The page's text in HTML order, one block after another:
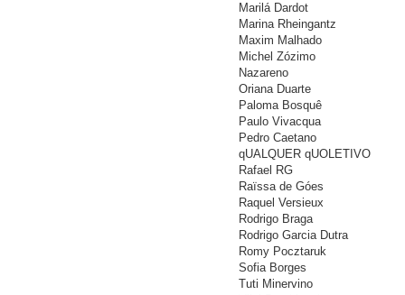
Marilá Dardot
Marina Rheingantz
Maxim Malhado
Michel Zózimo
Nazareno
Oriana Duarte
Paloma Bosquê
Paulo Vivacqua
Pedro Caetano
qUALQUER qUOLETIVO
Rafael RG
Raïssa de Góes
Raquel Versieux
Rodrigo Braga
Rodrigo Garcia Dutra
Romy Pocztaruk
Sofia Borges
Tuti Minervino